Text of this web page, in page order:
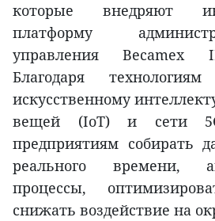
которые внедряют
платформу
управления Becamex
Благодаря технологиям
искусственному
вещей (IoT) и сети
предприятиям собирать
реального времени,
процессы,
снижать воздействие на